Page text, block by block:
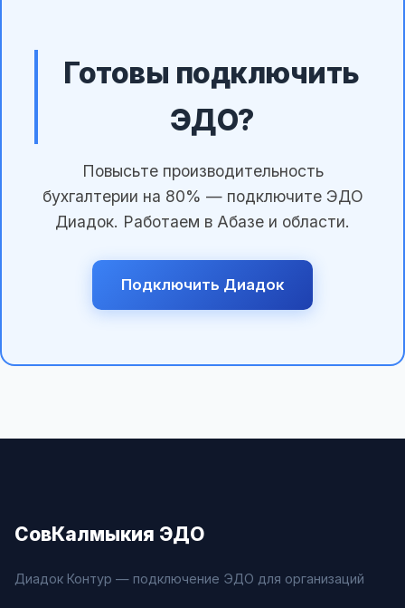
Готовы подключить
ЭДО?
Повысьте производительность
бухгалтерии на 80% — подключите ЭДО
Диадок. Работаем в Абазе и области.
Подключить Диадок
СовКалмыкия ЭДО
Диадок Контур — подключение ЭДО для организаций